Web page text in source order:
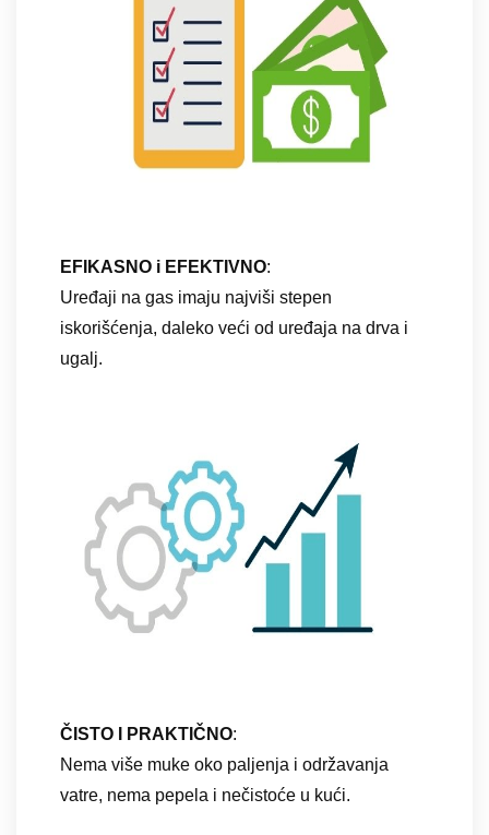
EFIKASNO i EFEKTIVNO:
Uređaji na gas imaju najviši stepen
iskorišćenja, daleko veći od uređaja na drva i
ugalj.
ČISTO I PRAKTIČNO:
Nema više muke oko paljenja i održavanja
vatre, nema pepela i nečistoće u kući.